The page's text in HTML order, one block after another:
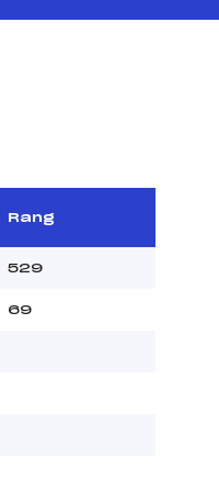
Rang
529
69